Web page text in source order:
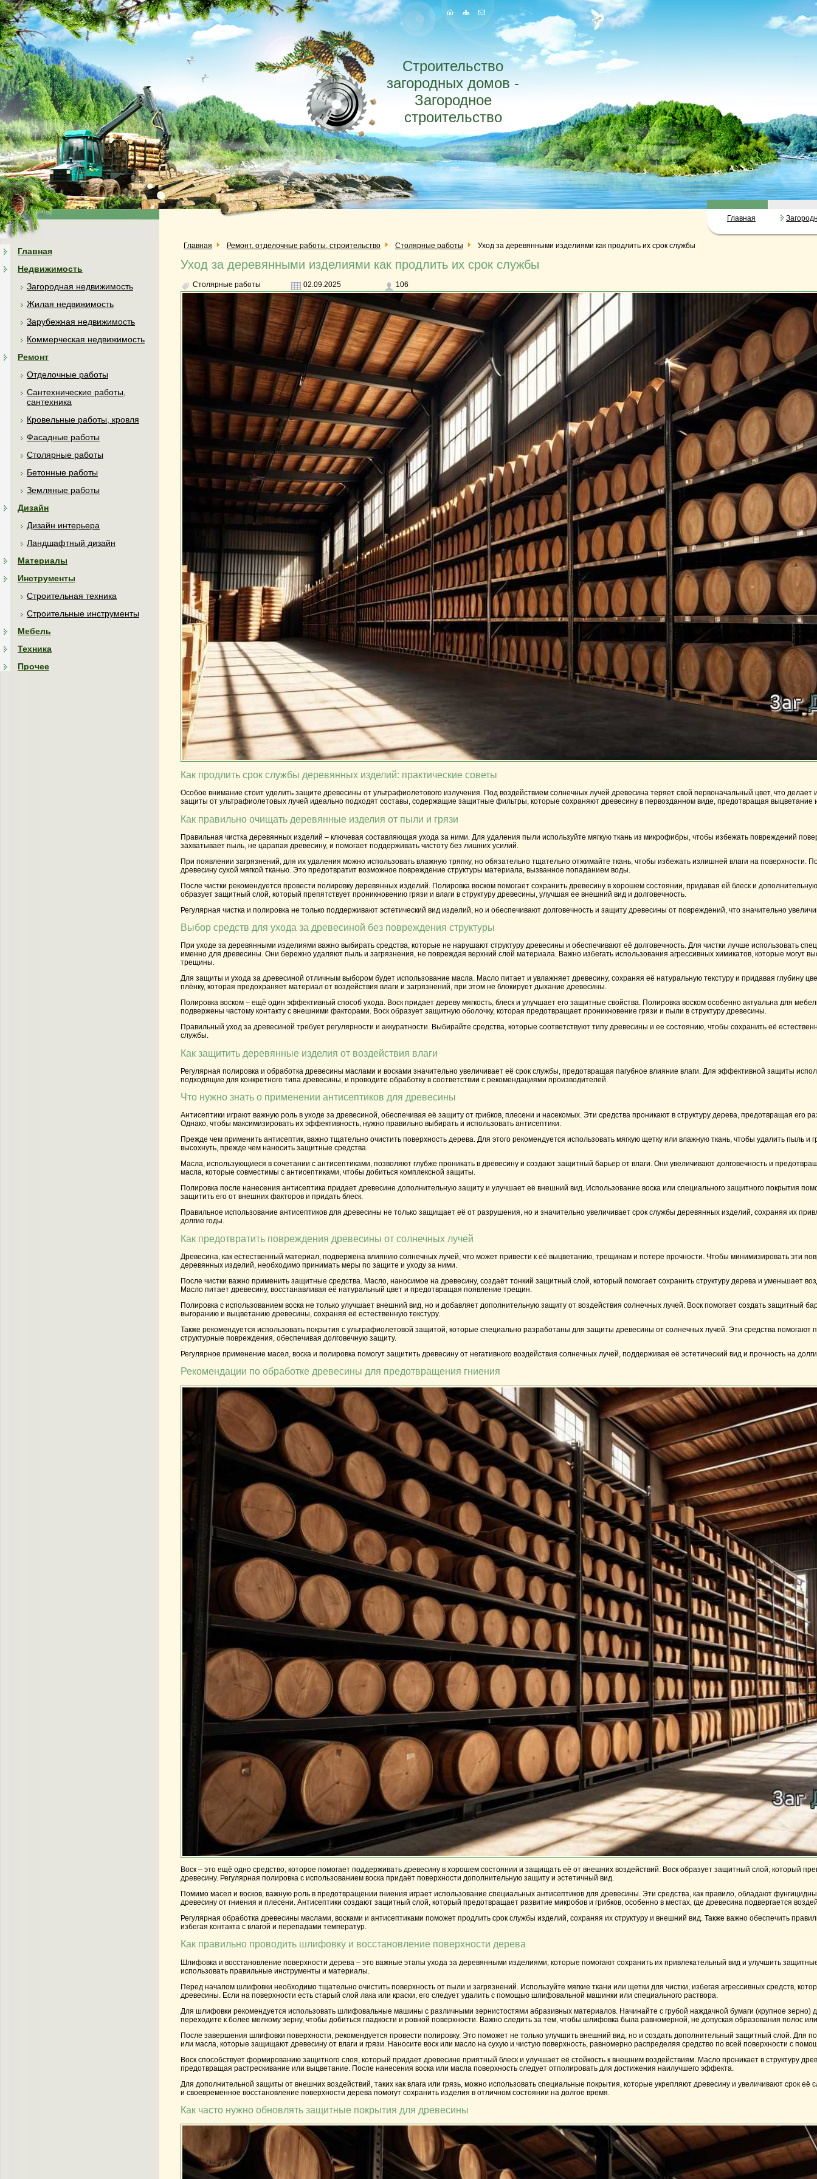
Строительство
загородных домов -
Загородное
строительство
Главная
Главная
Недвижимость
Загородная недвижимость
Жилая недвижимость
Зарубежная недвижимость
Коммерческая недвижимость
Ремонт
Отделочные работы
Сантехнические работы,
сантехника
Кровельные работы, кровля
Фасадные работы
Столярные работы
Бетонные работы
Земляные работы
Дизайн
Дизайн интерьера
Ландшафтный дизайн
Материалы
Инструменты
Строительная техника
Строительные инструменты
Мебель
Техника
Прочее
Главная Ремонт, отделочные работы, строительство Столярные работы Уход за деревянными изделиями как продлить их срок службы
Уход за деревянными изделиями как продлить их срок службы
Столярные работы 02.09.2025 106
Как продлить срок службы деревянных изделий: практические советы
Особое внимание стоит уделить защите древесины от ультрафиолетового излучения. Под воздействием солнечных лучей древесина теряет свой первоначальный цвет, что
защиты от ультрафиолетовых лучей идеально подходят составы, содержащие защитные фильтры, которые сохраняют древесину в первозданном виде, предотвращая выцветание
Как правильно очищать деревянные изделия от пыли и грязи
Правильная чистка деревянных изделий – ключевая составляющая ухода за ними. Для удаления пыли используйте мягкую ткань из микрофибры, чтобы избежать повреждений
захватывает пыль, не царапая древесину, и помогает поддерживать чистоту без лишних усилий.
При появлении загрязнений, для их удаления можно использовать влажную тряпку, но обязательно тщательно отжимайте ткань, чтобы избежать излишней влаги на поверхности.
древесину сухой мягкой тканью. Это предотвратит возможное повреждение структуры материала, вызванное попаданием воды.
После чистки рекомендуется провести полировку деревянных изделий. Полировка воском помогает сохранить древесину в хорошем состоянии, придавая ей блеск и
образует защитный слой, который препятствует проникновению грязи и влаги в структуру древесины, улучшая ее внешний вид и долговечность.
Регулярная чистка и полировка не только поддерживают эстетический вид изделий, но и обеспечивают долговечность и защиту древесины от повреждений, что значительно
Выбор средств для ухода за древесиной без повреждения структуры
При уходе за деревянными изделиями важно выбирать средства, которые не нарушают структуру древесины и обеспечивают её долговечность. Для чистки лучше использовать
именно для древесины. Они бережно удаляют пыль и загрязнения, не повреждая верхний слой материала. Важно избегать использования агрессивных химикатов, которые могут
трещины.
Для защиты и ухода за древесиной отличным выбором будет использование масла. Масло питает и увлажняет древесину, сохраняя её натуральную текстуру и придавая глубину
плёнку, которая предохраняет материал от воздействия влаги и загрязнений, при этом не блокирует дыхание древесины.
Полировка воском – ещё один эффективный способ ухода. Воск придает дереву мягкость, блеск и улучшает его защитные свойства. Полировка воском особенно актуальна для
подвержены частому контакту с внешними факторами. Воск образует защитную оболочку, которая предотвращает проникновение грязи и пыли в структуру древесины.
Правильный уход за древесиной требует регулярности и аккуратности. Выбирайте средства, которые соответствуют типу древесины и ее состоянию, чтобы сохранить её
службы.
Как защитить деревянные изделия от воздействия влаги
Регулярная полировка и обработка древесины маслами и восками значительно увеличивает её срок службы, предотвращая пагубное влияние влаги. Для эффективной защиты
подходящие для конкретного типа древесины, и проводите обработку в соответствии с рекомендациями производителей.
Что нужно знать о применении антисептиков для древесины
Антисептики играют важную роль в уходе за древесиной, обеспечивая её защиту от грибков, плесени и насекомых. Эти средства проникают в структуру дерева, предотвращая его
Однако, чтобы максимизировать их эффективность, нужно правильно выбирать и использовать антисептики.
Прежде чем применить антисептик, важно тщательно очистить поверхность дерева. Для этого рекомендуется использовать мягкую щетку или влажную ткань, чтобы удалить пыль и
высохнуть, прежде чем наносить защитные средства.
Масла, использующиеся в сочетании с антисептиками, позволяют глубже проникать в древесину и создают защитный барьер от влаги. Они увеличивают долговечность и
масла, которые совместимы с антисептиками, чтобы добиться комплексной защиты.
Полировка после нанесения антисептика придает древесине дополнительную защиту и улучшает её внешний вид. Использование воска или специального защитного покрытия
защитить его от внешних факторов и придать блеск.
Правильное использование антисептиков для древесины не только защищает её от разрушения, но и значительно увеличивает срок службы деревянных изделий, сохраняя их
долгие годы.
Как предотвратить повреждения древесины от солнечных лучей
Древесина, как естественный материал, подвержена влиянию солнечных лучей, что может привести к её выцветанию, трещинам и потере прочности. Чтобы минимизировать эти
деревянных изделий, необходимо принимать меры по защите и уходу за ними.
После чистки важно применить защитные средства. Масло, наносимое на древесину, создаёт тонкий защитный слой, который помогает сохранить структуру дерева и уменьшает
Масло питает древесину, восстанавливая её натуральный цвет и предотвращая появление трещин.
Полировка с использованием воска не только улучшает внешний вид, но и добавляет дополнительную защиту от воздействия солнечных лучей. Воск помогает создать защитный
выгоранию и выцветанию древесины, сохраняя её естественную текстуру.
Также рекомендуется использовать покрытия с ультрафиолетовой защитой, которые специально разработаны для защиты древесины от солнечных лучей. Эти средства помогают
структурные повреждения, обеспечивая долговечную защиту.
Регулярное применение масел, воска и полировка помогут защитить древесину от негативного воздействия солнечных лучей, поддерживая её эстетический вид и прочность на
Рекомендации по обработке древесины для предотвращения гниения
Воск – это ещё одно средство, которое помогает поддерживать древесину в хорошем состоянии и защищать её от внешних воздействий. Воск образует защитный слой, который
древесину. Регулярная полировка с использованием воска придаёт поверхности дополнительную защиту и эстетичный вид.
Помимо масел и восков, важную роль в предотвращении гниения играет использование специальных антисептиков для древесины. Эти средства, как правило, обладают
древесину от гниения и плесени. Антисептики создают защитный слой, который предотвращает развитие микробов и грибков, особенно в местах, где древесина подвергается
Регулярная обработка древесины маслами, восками и антисептиками поможет продлить срок службы изделий, сохраняя их структуру и внешний вид. Также важно обеспечить
избегая контакта с влагой и перепадами температур.
Как правильно проводить шлифовку и восстановление поверхности дерева
Шлифовка и восстановление поверхности дерева – это важные этапы ухода за деревянными изделиями, которые помогают сохранить их привлекательный вид и улучшить
использовать правильные инструменты и материалы.
Перед началом шлифовки необходимо тщательно очистить поверхность от пыли и загрязнений. Используйте мягкие ткани или щетки для чистки, избегая агрессивных средств,
древесины. Если на поверхности есть старый слой лака или краски, его следует удалить с помощью шлифовальной машинки или специального раствора.
Для шлифовки рекомендуется использовать шлифовальные машины с различными зернистостями абразивных материалов. Начинайте с грубой наждачной бумаги (крупное зерно)
переходите к более мелкому зерну, чтобы добиться гладкости и ровной поверхности. Важно следить за тем, чтобы шлифовка была равномерной, не допуская образования полос
После завершения шлифовки поверхности, рекомендуется провести полировку. Это поможет не только улучшить внешний вид, но и создать дополнительный защитный слой. Для
или масла, которые защищают древесину от влаги и грязи. Наносите воск или масло на сухую и чистую поверхность, равномерно распределяя средство по всей поверхности с
Воск способствует формированию защитного слоя, который придает древесине приятный блеск и улучшает её стойкость к внешним воздействиям. Масло проникает в структуру
предотвращая растрескивание или выцветание. После нанесения воска или масла поверхность следует отполировать для достижения наилучшего эффекта.
Для дополнительной защиты от внешних воздействий, таких как влага или грязь, можно использовать специальные покрытия, которые укрепляют древесину и увеличивают срок её
и своевременное восстановление поверхности дерева помогут сохранить изделия в отличном состоянии на долгое время.
Как часто нужно обновлять защитные покрытия для древесины